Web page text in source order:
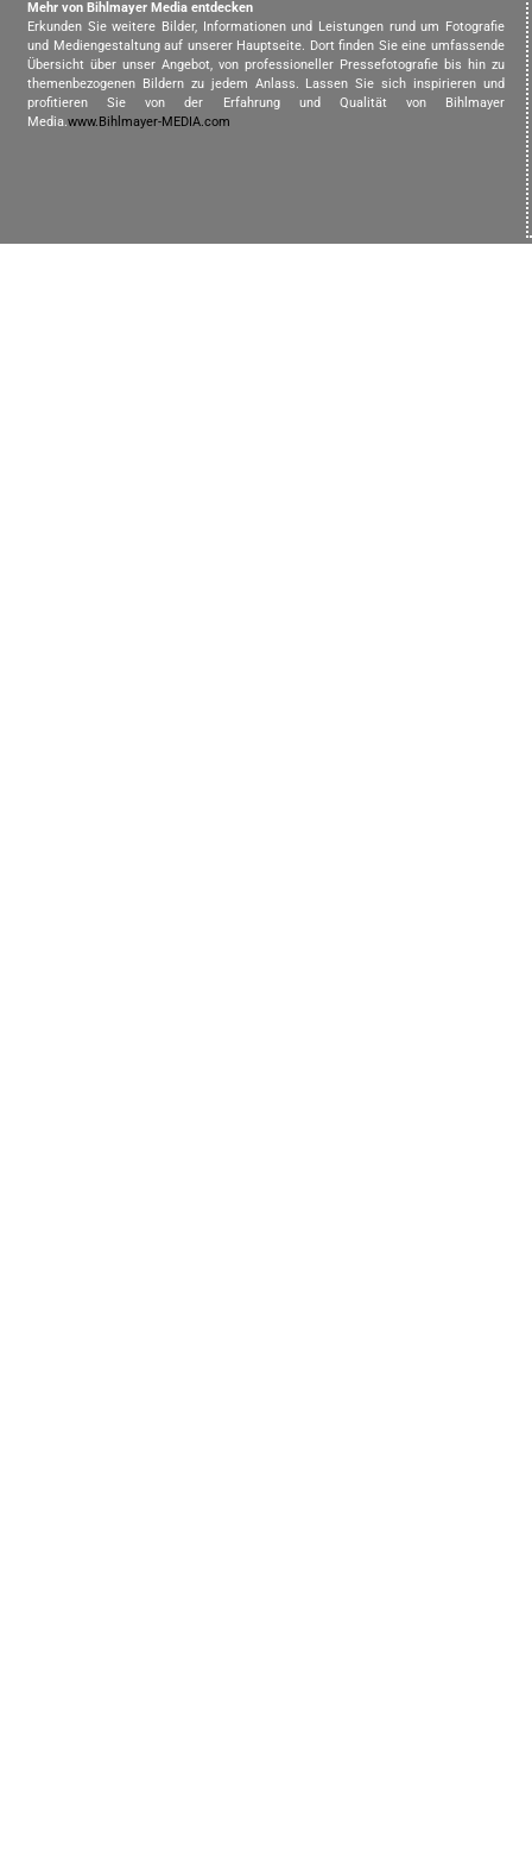
Mehr von Bihlmayer Media entdecken
Erkunden Sie weitere Bilder, Informationen und Leistungen rund um Fotografie
und Mediengestaltung auf unserer Hauptseite. Dort finden Sie eine umfassende
Übersicht über unser Angebot, von professioneller Pressefotografie bis hin zu
themenbezogenen Bildern zu jedem Anlass. Lassen Sie sich inspirieren und
profitieren Sie von der Erfahrung und Qualität von Bihlmayer
Media.www.Bihlmayer-MEDIA.com